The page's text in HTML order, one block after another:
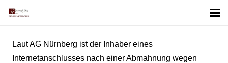
Laut AG Nürnberg ist der Inhaber eines
Internetanschlusses nach einer Abmahnung wegen